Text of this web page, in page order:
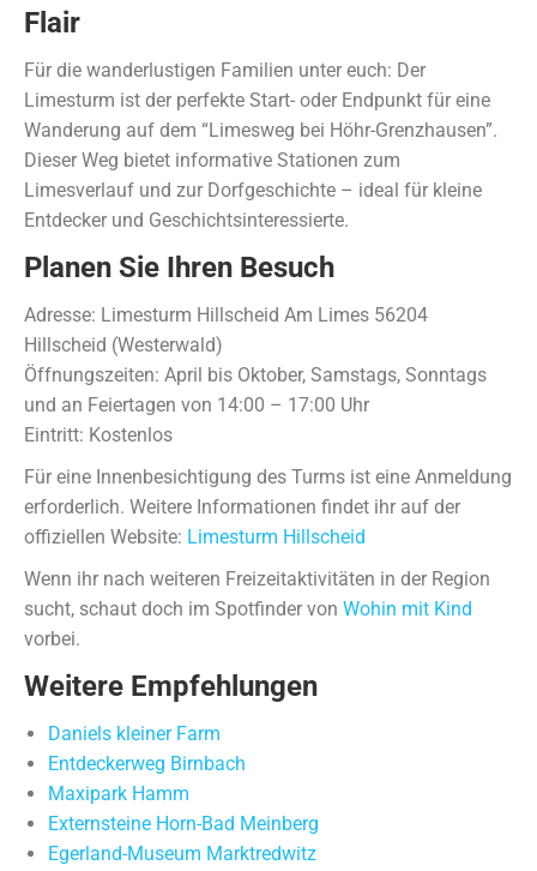
Flair
Für die wanderlustigen Familien unter euch: Der
Limesturm ist der perfekte Start- oder Endpunkt für eine
Wanderung auf dem “Limesweg bei Höhr-Grenzhausen”.
Dieser Weg bietet informative Stationen zum
Limesverlauf und zur Dorfgeschichte – ideal für kleine
Entdecker und Geschichtsinteressierte.
Planen Sie Ihren Besuch
Adresse: Limesturm Hillscheid Am Limes 56204
Hillscheid (Westerwald)
Öffnungszeiten: April bis Oktober, Samstags, Sonntags
und an Feiertagen von 14:00 – 17:00 Uhr
Eintritt: Kostenlos
Für eine Innenbesichtigung des Turms ist eine Anmeldung
erforderlich. Weitere Informationen findet ihr auf der
offiziellen Website: Limesturm Hillscheid
Wenn ihr nach weiteren Freizeitaktivitäten in der Region
sucht, schaut doch im Spotfinder von Wohin mit Kind
vorbei.
Weitere Empfehlungen
Daniels kleiner Farm
Entdeckerweg Birnbach
Maxipark Hamm
Externsteine Horn-Bad Meinberg
Egerland-Museum Marktredwitz